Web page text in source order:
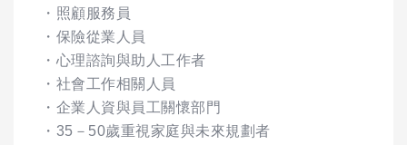
・照顧服務員
・保險從業人員
・心理諮詢與助人工作者
・社會工作相關人員
・企業人資與員工關懷部門
・35－50歲重視家庭與未來規劃者